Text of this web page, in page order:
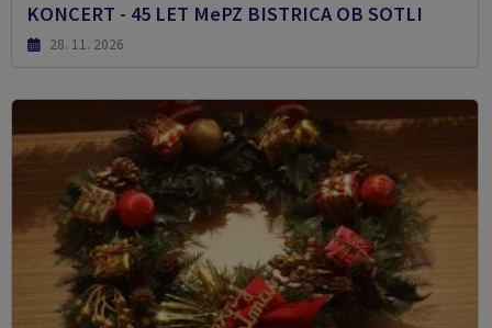
KONCERT - 45 LET MePZ BISTRICA OB SOTLI
28. 11. 2026